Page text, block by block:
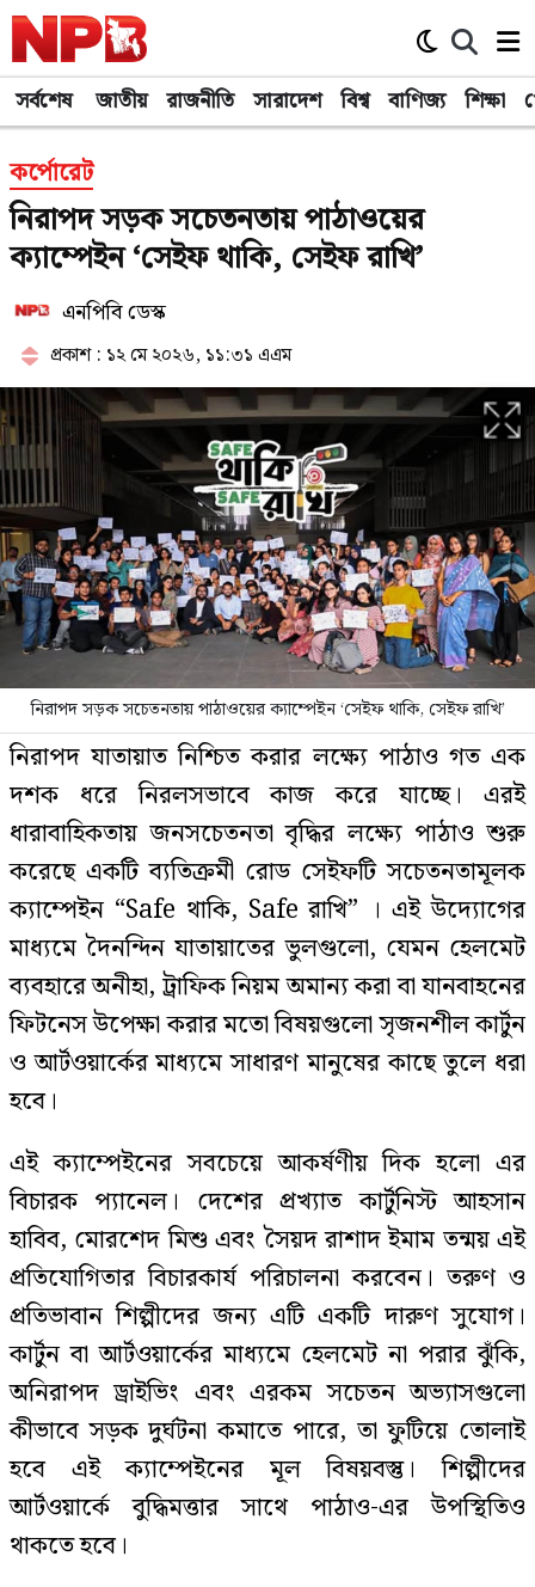
সর্বশেষ জাতীয় রাজনীতি সারাদেশ বিশ্ব বাণিজ্য শিক্ষা
কর্পোরেট
নিরাপদ সড়ক সচেতনতায় পাঠাওয়ের
ক্যাম্পেইন ‘সেইফ থাকি, সেইফ রাখি’
এনপিবি ডেস্ক
প্রকাশ : ১২ মে ২০২৬, ১১:৩১ এএম
নিরাপদ সড়ক সচেতনতায় পাঠাওয়ের ক্যাম্পেইন ‘সেইফ থাকি, সেইফ রাখি’
নিরাপদ যাতায়াত নিশ্চিত করার লক্ষ্যে পাঠাও গত এক
দশক ধরে নিরলসভাবে কাজ করে যাচ্ছে। এরই
ধারাবাহিকতায় জনসচেতনতা বৃদ্ধির লক্ষ্যে পাঠাও শুরু
করেছে একটি ব্যতিক্রমী রোড সেইফটি সচেতনতামূলক
ক্যাম্পেইন “Safe থাকি, Safe রাখি” । এই উদ্যোগের
মাধ্যমে দৈনন্দিন যাতায়াতের ভুলগুলো, যেমন হেলমেট
ব্যবহারে অনীহা, ট্রাফিক নিয়ম অমান্য করা বা যানবাহনের
ফিটনেস উপেক্ষা করার মতো বিষয়গুলো সৃজনশীল কার্টুন
ও আর্টওয়ার্কের মাধ্যমে সাধারণ মানুষের কাছে তুলে ধরা
হবে।
এই ক্যাম্পেইনের সবচেয়ে আকর্ষণীয় দিক হলো এর
বিচারক প্যানেল। দেশের প্রখ্যাত কার্টুনিস্ট আহসান
হাবিব, মোরশেদ মিশু এবং সৈয়দ রাশাদ ইমাম তন্ময় এই
প্রতিযোগিতার বিচারকার্য পরিচালনা করবেন। তরুণ ও
প্রতিভাবান শিল্পীদের জন্য এটি একটি দারুণ সুযোগ।
কার্টুন বা আর্টওয়ার্কের মাধ্যমে হেলমেট না পরার ঝুঁকি,
অনিরাপদ ড্রাইভিং এবং এরকম সচেতন অভ্যাসগুলো
কীভাবে সড়ক দুর্ঘটনা কমাতে পারে, তা ফুটিয়ে তোলাই
হবে এই ক্যাম্পেইনের মূল বিষয়বস্তু। শিল্পীদের
আর্টওয়ার্কে বুদ্ধিমত্তার সাথে পাঠাও-এর উপস্থিতিও
থাকতে হবে।